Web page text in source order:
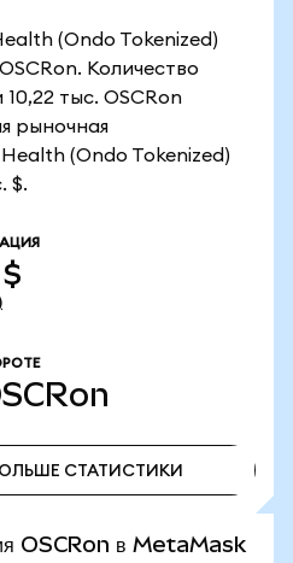
(Ondo Tokenized)
Количество
тыс. OSCRon
рыночная
(Ondo Tokenized)
$.
СТАТИСТИКИ
OSCRon в MetaMask